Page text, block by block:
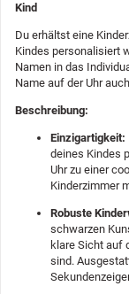
Kind
Du erhältst eine
Kindes personalisiert
Namen in das
Name auf der Uhr
Beschreibung:
Einzigartigkeit:
deines Kindes
Uhr zu einer
Kinderzimmer
Robuste
schwarzen
klare Sicht auf
sind.